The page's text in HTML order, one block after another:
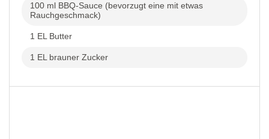
100 ml BBQ-Sauce (bevorzugt eine mit etwas
Rauchgeschmack)
1 EL Butter
1 EL brauner Zucker